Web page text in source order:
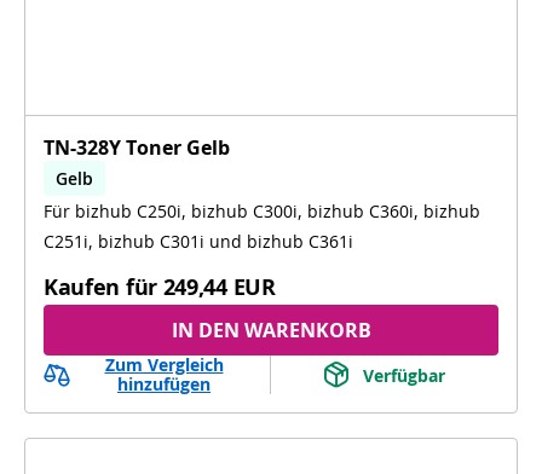
TN-328Y Toner Gelb
Gelb
bizhub C250i, bizhub C300i, bizhub C360i, bizhub
C251i, bizhub C301i, bizhub C361i
Für bizhub C250i, bizhub C300i, bizhub C360i, bizhub
C251i, bizhub C301i und bizhub C361i
Kaufen für 249,44 EUR
IN DEN WARENKORB
Zum Vergleich
hinzufügen
Verfügbar